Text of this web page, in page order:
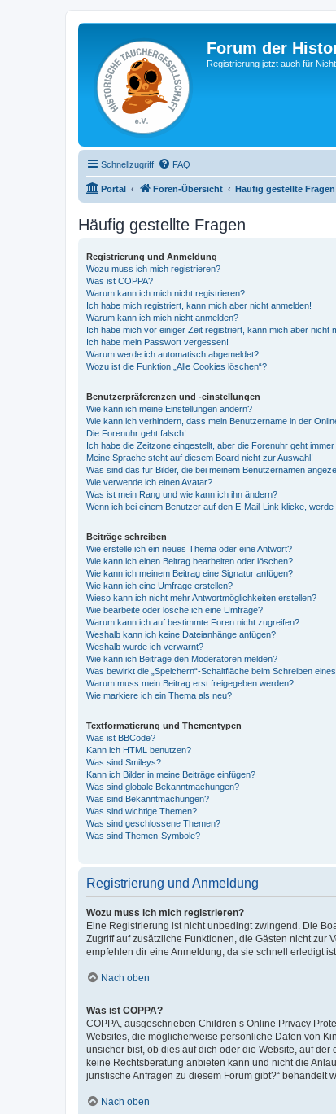
Forum der
Registrierung jetzt auch für
Schnellzugriff FAQ
Portal Foren-Übersicht Häufig gestellte Fragen
Häufig gestellte Fragen
Registrierung und Anmeldung
Wozu muss ich mich registrieren?
Was ist COPPA?
Warum kann ich mich nicht registrieren?
Ich habe mich registriert, kann mich aber nicht anmelden!
Warum kann ich mich nicht anmelden?
Ich habe mich vor einiger Zeit registriert, kann mich aber nicht
Ich habe mein Passwort vergessen!
Warum werde ich automatisch abgemeldet?
Wozu ist die Funktion „Alle Cookies löschen“?
Benutzerpräferenzen und -einstellungen
Wie kann ich meine Einstellungen ändern?
Wie kann ich verhindern, dass mein Benutzername in der
Die Forenuhr geht falsch!
Ich habe die Zeitzone eingestellt, aber die Forenuhr geht
Meine Sprache steht auf diesem Board nicht zur Auswahl!
Was sind das für Bilder, die bei meinem Benutzernamen
Wie verwende ich einen Avatar?
Was ist mein Rang und wie kann ich ihn ändern?
Wenn ich bei einem Benutzer auf den E-Mail-Link klicke,
Beiträge schreiben
Wie erstelle ich ein neues Thema oder eine Antwort?
Wie kann ich einen Beitrag bearbeiten oder löschen?
Wie kann ich meinem Beitrag eine Signatur anfügen?
Wie kann ich eine Umfrage erstellen?
Wieso kann ich nicht mehr Antwortmöglichkeiten erstellen?
Wie bearbeite oder lösche ich eine Umfrage?
Warum kann ich auf bestimmte Foren nicht zugreifen?
Weshalb kann ich keine Dateianhänge anfügen?
Weshalb wurde ich verwarnt?
Wie kann ich Beiträge den Moderatoren melden?
Was bewirkt die „Speichern“-Schaltfläche beim Schreiben
Warum muss mein Beitrag erst freigegeben werden?
Wie markiere ich ein Thema als neu?
Textformatierung und Thementypen
Was ist BBCode?
Kann ich HTML benutzen?
Was sind Smileys?
Kann ich Bilder in meine Beiträge einfügen?
Was sind globale Bekanntmachungen?
Was sind Bekanntmachungen?
Was sind wichtige Themen?
Was sind geschlossene Themen?
Was sind Themen-Symbole?
Registrierung und Anmeldung
Wozu muss ich mich registrieren?
Eine Registrierung ist nicht unbedingt zwingend. Die
Zugriff auf zusätzliche Funktionen, die Gästen nicht zur
empfehlen dir eine Anmeldung, da sie schnell erledigt
Nach oben
Was ist COPPA?
COPPA, ausgeschrieben Children’s Online Privacy
Websites, die möglicherweise persönliche Daten von
unsicher bist, ob dies auf dich oder die Website, auf
keine Rechtsberatung anbieten kann und nicht die
juristische Anfragen zu diesem Forum gibt?“ behandelt
Nach oben